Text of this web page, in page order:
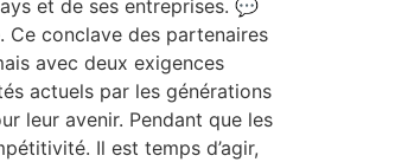
et de ses entreprises. 💬
Ce conclave des partenaires
avec deux exigences
actuels par les générations
leur avenir. Pendant que les
Il est temps d’agir,